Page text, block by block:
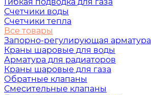
Счетчики воды
Счетчики тепла
Все товары
Запорно-регулирующая арматура
Краны шаровые для воды
Арматура для радиаторов
Краны шаровые для газа
Обратные клапаны
Смесительные клапаны